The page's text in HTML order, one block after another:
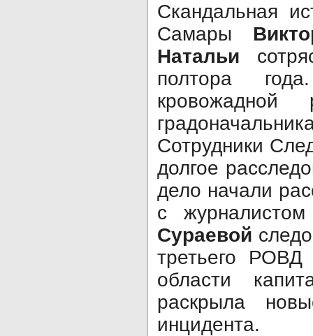
Скандальная
Самары
Натальи
полтора
Сотрудники
долгое
дело начали
с
Сураевой
третьего
области
раскрыла
инцидента.